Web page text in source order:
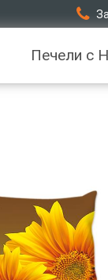
Печели с